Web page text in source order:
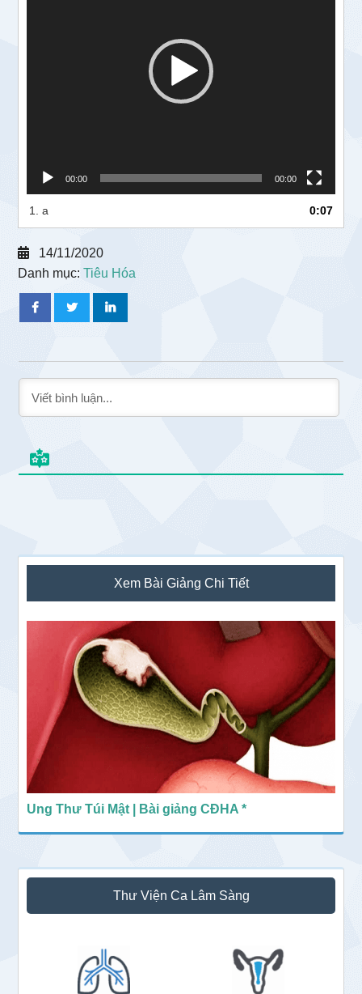
00:00 00:00
1.a 0:07
14/11/2020
Danh mục:Tiêu Hóa
Sidebar
chính
Xem Bài Giảng Chi Tiết
Ung Thư Túi Mật | Bài giảng CĐHA *
Thư Viện Ca Lâm Sàng